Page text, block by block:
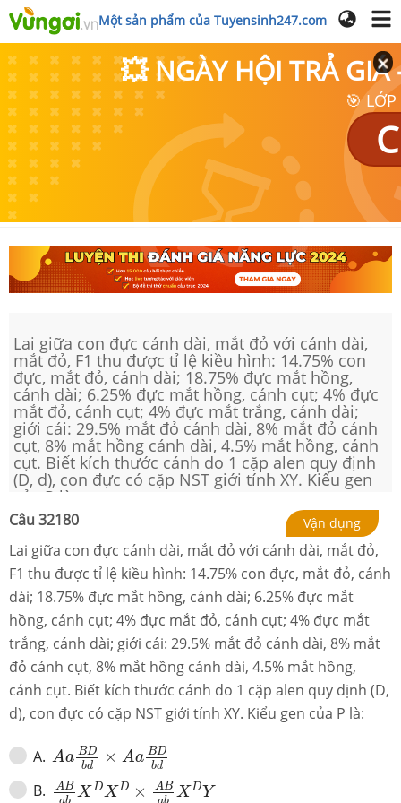
Một sản phẩm của Tuyensinh247.com
💥 NGÀY HỘI TRẢ GIÁ
🎯
Lai giữa con đực cánh dài, mắt đỏ với cánh dài,
mắt đỏ, F1 thu được tỉ lệ kiều hình: 14.75% con
đực, mắt đỏ, cánh dài; 18.75% đực mắt hồng,
cánh dài; 6.25% đực mắt hồng, cánh cụt; 4% đực
mắt đỏ, cánh cụt; 4% đực mắt trắng, cánh dài;
giới cái: 29.5% mắt đỏ cánh dài, 8% mắt đỏ cánh
cụt, 8% mắt hồng cánh dài, 4.5% mắt hồng, cánh
cụt. Biết kích thước cánh do 1 cặp alen quy định
(D, d), con đực có cặp NST giới tính XY. Kiểu gen
của P là:
Câu 32180 Vận dụng
Lai giữa con đực cánh dài, mắt đỏ với cánh dài, mắt đỏ,
F1 thu được tỉ lệ kiều hình: 14.75% con đực, mắt đỏ, cánh
dài; 18.75% đực mắt hồng, cánh dài; 6.25% đực mắt
hồng, cánh cụt; 4% đực mắt đỏ, cánh cụt; 4% đực mắt
trắng, cánh dài; giới cái: 29.5% mắt đỏ cánh dài, 8% mắt
đỏ cánh cụt, 8% mắt hồng cánh dài, 4.5% mắt hồng,
cánh cụt. Biết kích thước cánh do 1 cặp alen quy định (D,
d), con đực có cặp NST giới tính XY. Kiểu gen của P là:
A. Aa BD
bd × Aa BD
bd
A BDb A BD
B. AB
ab X DX D × AB
ab X DY
ABabXDXD ABa bXDY